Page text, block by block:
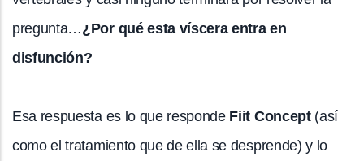
pregunta…¿Por qué esta víscera entra en
disfunción?
Esa respuesta es lo que responde Fiit Concept(así
como el tratamiento que de ella se desprende) y lo